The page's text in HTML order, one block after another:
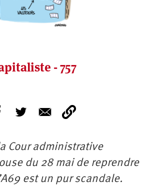
- 757
Cour administrative
du 28 mai de reprendre
est un pur scandale.